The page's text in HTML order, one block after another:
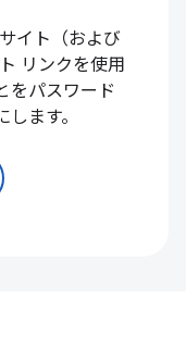
イト（および
リンクを使用
をパスワード
ます。